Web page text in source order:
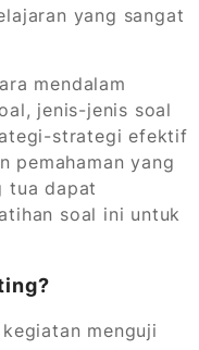
yang sangat
mendalam
jenis-jenis soal
strategi efektif
pemahaman yang
tua dapat
soal ini untuk
menguji